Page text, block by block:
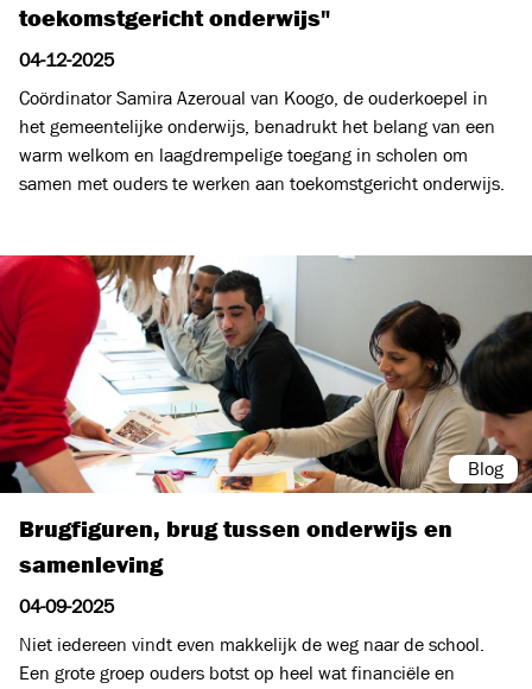
toekomstgericht onderwijs"
04-12-2025
Coördinator Samira Azeroual van Koogo, de ouderkoepel in
het gemeentelijke onderwijs, benadrukt het belang van een
warm welkom en laagdrempelige toegang in scholen om
samen met ouders te werken aan toekomstgericht onderwijs.
Blog
Brugfiguren, brug tussen onderwijs en
samenleving
04-09-2025
Niet iedereen vindt even makkelijk de weg naar de school.
Een grote groep ouders botst op heel wat financiële en